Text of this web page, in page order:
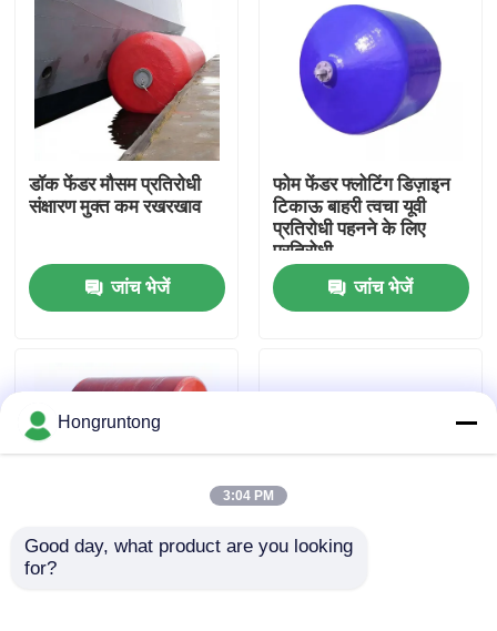
उत्पाद
वीडियो
हमारे बारे में
कारखाना भ्रमण
एक उद्धरण का अनुरोध करें
योकोहामा रबर फेंडर
डॉक फेंडर मौसम प्रतिरोधी
संक्षारण मुक्त कम रखरखाव
जांच भेजें
फोम फेंडर फ्लोटिंग डिज़ाइन
टिकाऊ बाहरी त्वचा यूवी
प्रतिरोधी पहनने के लिए
प्रतिरोधी
जांच भेजें
फ्लोटिंग फोम फेंडर उच्च ऊर्जा
Hongruntong
3:04 PM
Good day, what product are you looking
for?